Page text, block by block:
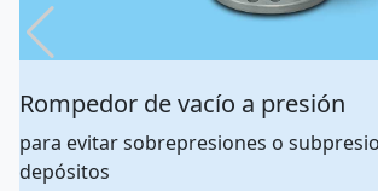
Rompedor de vacío a presión
para evitar sobrepresiones o
depósitos